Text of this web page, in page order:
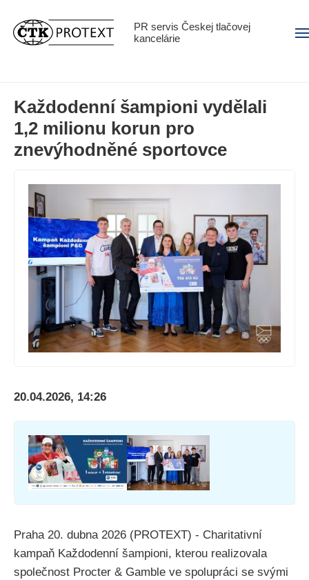
PR servis Českej tlačovej
kancelárie
Každodenní šampioni vydělali
1,2 milionu korun pro
znevýhodněné sportovce
20.04.2026, 14:26
Praha 20. dubna 2026 (PROTEXT) - Charitativní
kampaň Každodenní šampioni, kterou realizovala
společnost Procter & Gamble ve spolupráci se svými